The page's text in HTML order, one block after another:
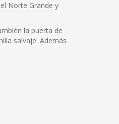
Norte Grande y
la puerta de
salvaje. Además